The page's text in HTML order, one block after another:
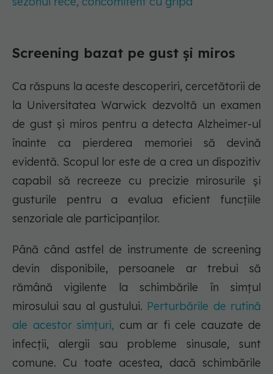
Screening bazat pe gust și miros
Ca răspuns la aceste descoperiri, cercetătorii de
la Universitatea Warwick dezvoltă un examen
de gust și miros pentru a detecta Alzheimer-ul
înainte ca pierderea memoriei să devină
evidentă. Scopul lor este de a crea un dispozitiv
capabil să recreeze cu precizie mirosurile și
gusturile pentru a evalua eficient funcțiile
senzoriale ale participanților.
Până când astfel de instrumente de screening
devin disponibile, persoanele ar trebui să
rămână vigilente la schimbările în simțul
mirosului sau al gustului. Perturbările de rutină
ale acestor simțuri, cum ar fi cele cauzate de
infecții, alergii sau probleme sinusale, sunt
comune. Cu toate acestea, dacă schimbările